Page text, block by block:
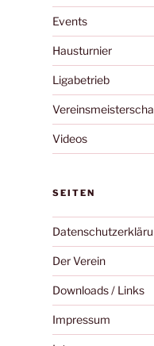
Events
Hausturnier
Ligabetrieb
Videos
SEITEN
Der Verein
Downloads / Links
Impressum